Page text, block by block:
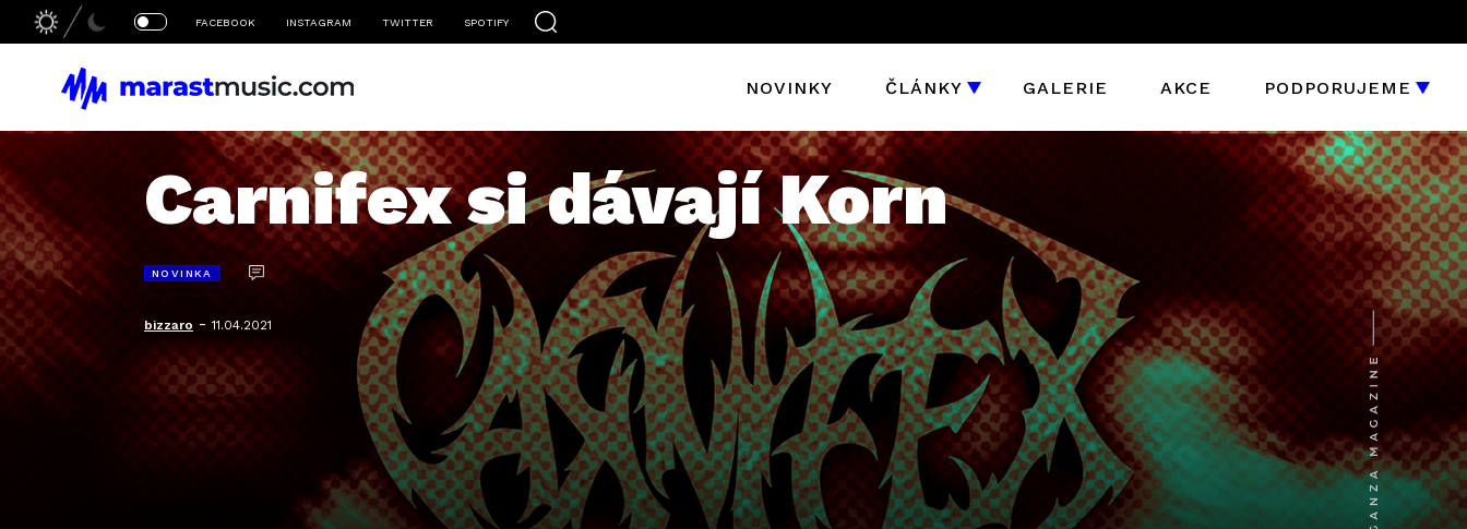
FACEBOOK INSTAGRAM TWITTER SPOTIFY
NOVINKY ČLÁNKY GALERIE AKCE PODPORUJEME
Carnifex si dávají Korn
NOVINKA
bizzaro -11.04.2021